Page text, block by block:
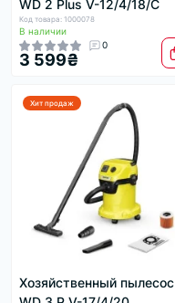
WD 2 Plus V-12/4/18/C
Код товара: 1000078
В наличии
0
3 599₴
Хит продаж
Хозяйственный пылесос